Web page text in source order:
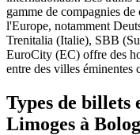
gamme de compagnies
l'Europe, notamment
Trenitalia (Italie), SBB
EuroCity (EC) offre des
entre des villes
Types de billets
Limoges à